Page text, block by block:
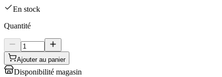
En stock
Quantité
Ajouter au panier
Disponibilité magasin